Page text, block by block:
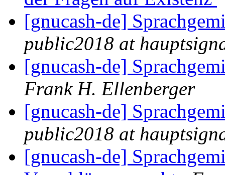
[gnucash-de]
public2018 at
[gnucash-de]
Frank H. Ellenberger
[gnucash-de]
public2018 at
[gnucash-de]